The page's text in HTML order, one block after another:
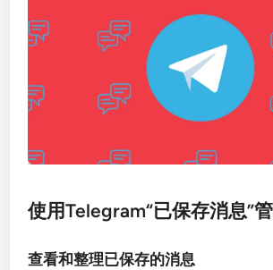
使用Telegram“已保存消息”
查看和整理已保存的消息